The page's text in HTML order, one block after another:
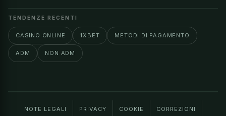
TENDENZE RECENTI
CASINO ONLINE 1XBET METODI DI PAGAMENTO
ADM NON ADM
NOTE LEGALI PRIVACY COOKIE CORREZIONI